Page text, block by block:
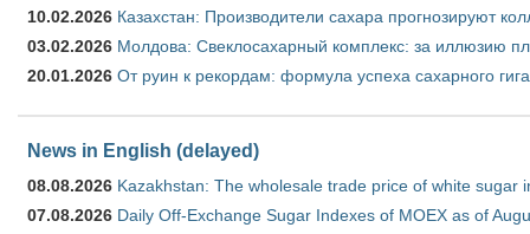
10.02.2026 Казахстан: Производители сахара прогнозируют
03.02.2026 Молдова: Свеклосахарный комплекс: за иллюзию
20.01.2026 От руин к рекордам: формула успеха сахарного
News in English (delayed)
08.08.2026 Kazakhstan: The wholesale trade price of white sugar
07.08.2026 Daily Off-Exchange Sugar Indexes of MOEX as of